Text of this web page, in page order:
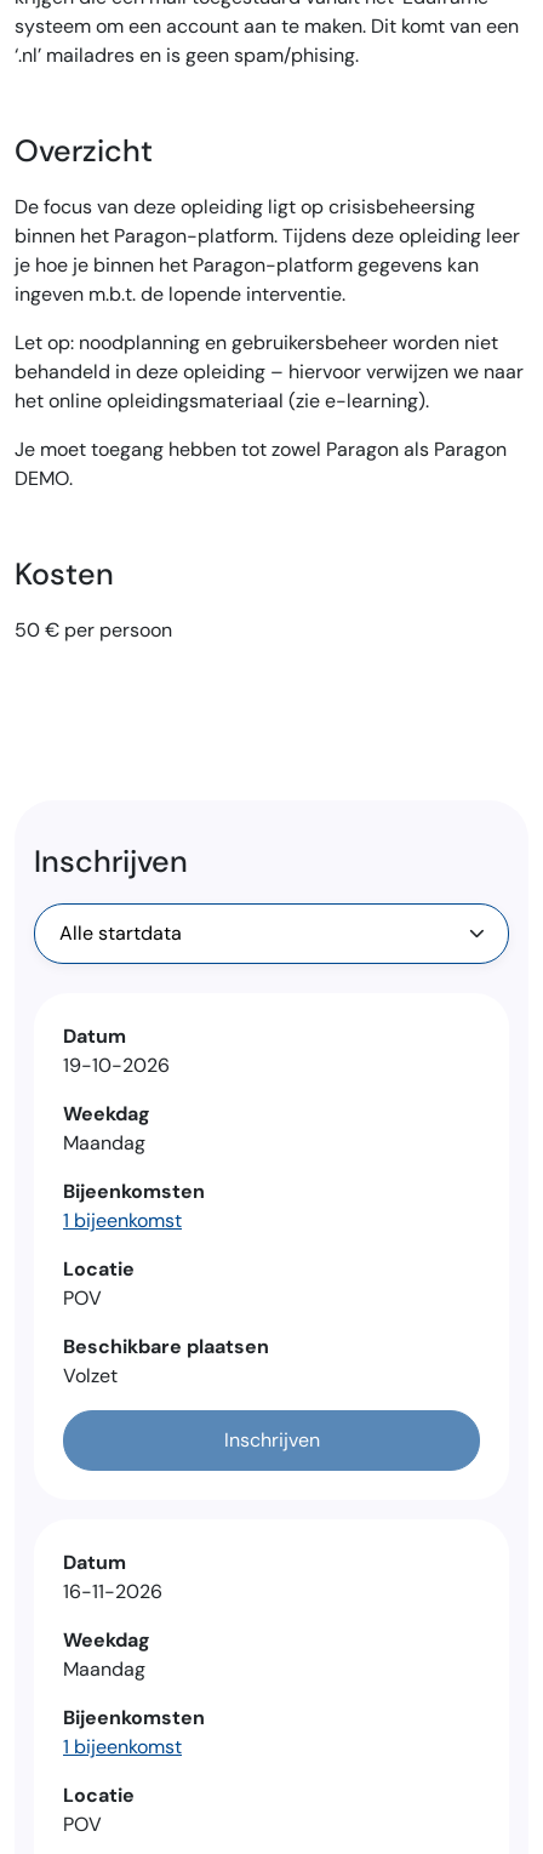
systeem om een account aan te maken. Dit komt van een
‘.nl’ mailadres en is geen spam/phising.
Overzicht
De focus van deze opleiding ligt op crisisbeheersing
binnen het Paragon-platform. Tijdens deze opleiding leer
je hoe je binnen het Paragon-platform gegevens kan
ingeven m.b.t. de lopende interventie.
Let op: noodplanning en gebruikersbeheer worden niet
behandeld in deze opleiding – hiervoor verwijzen we naar
het online opleidingsmateriaal (zie e-learning).
Je moet toegang hebben tot zowel Paragon als Paragon
DEMO.
Kosten
50 € per persoon
Inschrijven
Datum
19-10-2026
Weekdag
Maandag
Bijeenkomsten
1 bijeenkomst
Locatie
POV
Beschikbare plaatsen
Volzet
Inschrijven
Datum
16-11-2026
Weekdag
Maandag
Bijeenkomsten
1 bijeenkomst
Locatie
POV